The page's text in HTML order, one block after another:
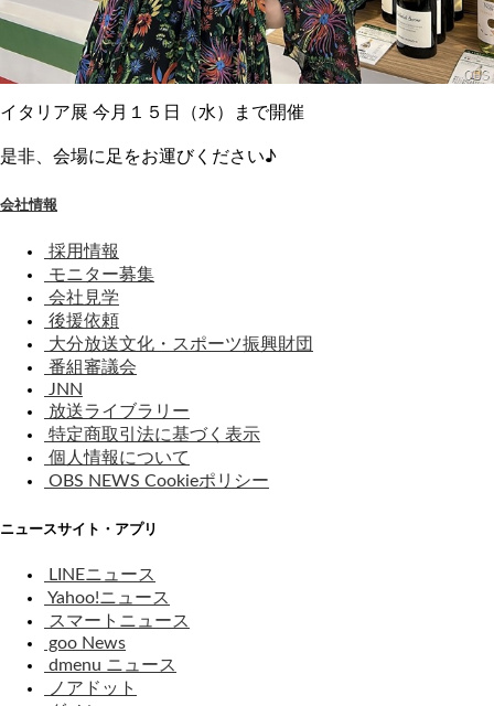
イタリア展 今月１５日（水）まで開催
是非、会場に足をお運びください♪
会社情報
採用情報
モニター募集
会社見学
後援依頼
大分放送文化・スポーツ振興財団
番組審議会
JNN
放送ライブラリー
特定商取引法に基づく表示
個人情報について
OBS NEWS Cookieポリシー
ニュースサイト・アプリ
LINEニュース
Yahoo!ニュース
スマートニュース
goo News
dmenu ニュース
ノアドット